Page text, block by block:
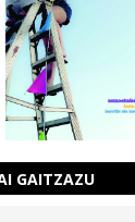
GAITZAZU